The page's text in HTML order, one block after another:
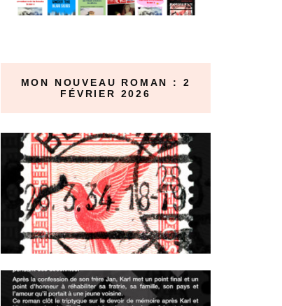
MON NOUVEAU ROMAN : 2
FÉVRIER 2026